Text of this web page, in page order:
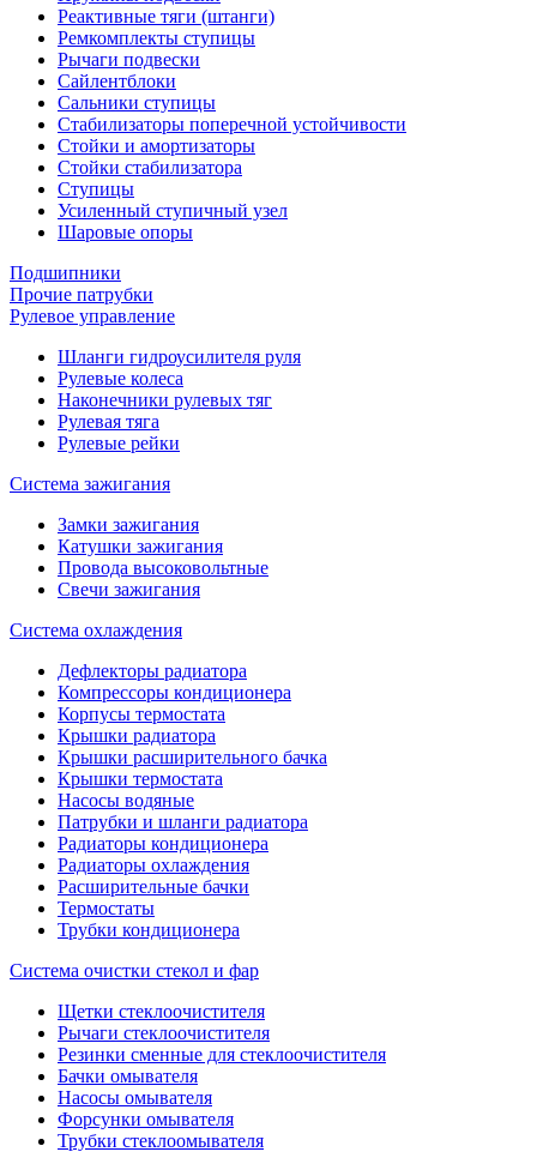
Реактивные тяги (штанги)
Ремкомплекты ступицы
Рычаги подвески
Сайлентблоки
Сальники ступицы
Стабилизаторы поперечной устойчивости
Стойки и амортизаторы
Стойки стабилизатора
Ступицы
Усиленный ступичный узел
Шаровые опоры
Подшипники
Прочие патрубки
Рулевое управление
Шланги гидроусилителя руля
Рулевые колеса
Наконечники рулевых тяг
Рулевая тяга
Рулевые рейки
Система зажигания
Замки зажигания
Катушки зажигания
Провода высоковольтные
Свечи зажигания
Система охлаждения
Дефлекторы радиатора
Компрессоры кондиционера
Корпусы термостата
Крышки радиатора
Крышки расширительного бачка
Крышки термостата
Насосы водяные
Патрубки и шланги радиатора
Радиаторы кондиционера
Радиаторы охлаждения
Расширительные бачки
Термостаты
Трубки кондиционера
Система очистки стекол и фар
Щетки стеклоочистителя
Рычаги стеклоочистителя
Резинки сменные для стеклоочистителя
Бачки омывателя
Насосы омывателя
Форсунки омывателя
Трубки стеклоомывателя